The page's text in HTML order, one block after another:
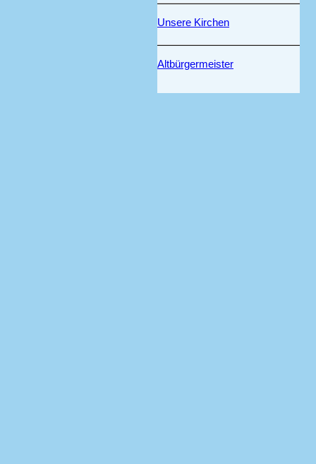
Unsere Kirchen
Altbürgermeister